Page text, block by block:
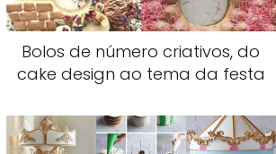
Bolos de número criativos, do
cake design ao tema da festa